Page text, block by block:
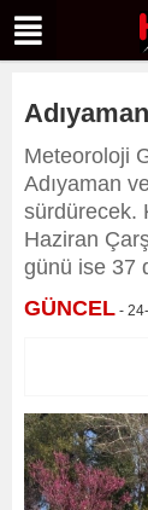
Meteoroloji
Adıyaman
sürdürecek.
Haziran
günü ise 37
GÜNCEL -